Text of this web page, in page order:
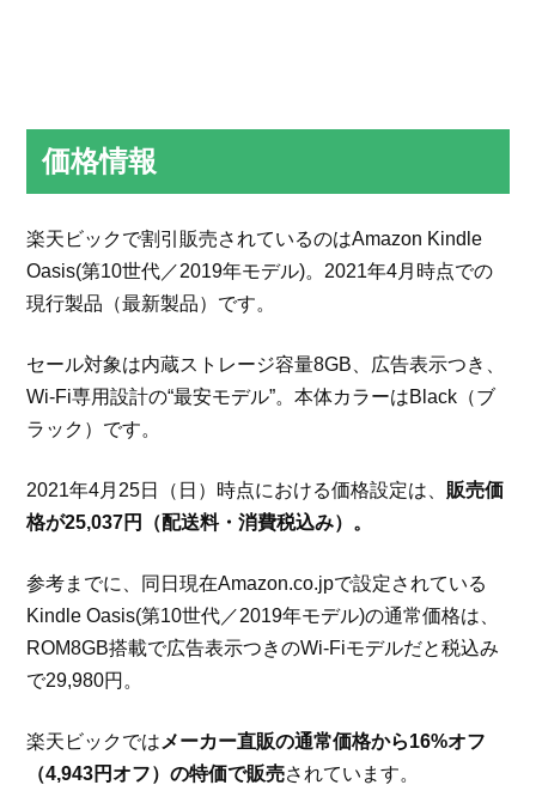
価格情報
楽天ビックで割引販売されているのはAmazon Kindle
Oasis(第10世代／2019年モデル)。2021年4月時点での
現行製品（最新製品）です。
セール対象は内蔵ストレージ容量8GB、広告表示つき、
Wi-Fi専用設計の“最安モデル”。本体カラーはBlack（ブ
ラック）です。
2021年4月25日（日）時点における価格設定は、 販売価
格が25,037円（配送料・消費税込み）。
参考までに、同日現在Amazon.co.jpで設定されている
Kindle Oasis(第10世代／2019年モデル)の通常価格は、
ROM8GB搭載で広告表示つきのWi-Fiモデルだと税込み
で29,980円。
楽天ビックでは メーカー直販の通常価格から16%オフ
（4,943円オフ）の特価で販売されています。